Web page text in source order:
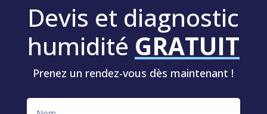
Devis et diagnostic
humidité GRATUIT
Prenez un rendez-vous dès maintenant !